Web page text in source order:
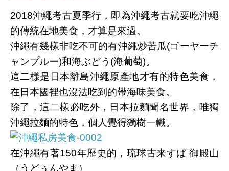
2018沖繩考古夏季行，即為沖繩考古就要吃沖繩
的傳統在地美食，才算是來過。
沖繩有幾樣非吃不可的有沖繩炒苦瓜(ゴーヤーチ
ャンプルー)和海ぶどう(海葡萄)。
這二樣是日本離島沖繩原產地才有的特色美食，
在日本國裡也沒法吃到的帶海味美食。
除了，這二樣必吃外，日本拉麵聞名世界，唯獨
沖繩拉麵的特色，個人覺得獨樹一幟。
在沖繩有著150年歷史的，琉球古来すば 御殿山
（うどぅんやま）